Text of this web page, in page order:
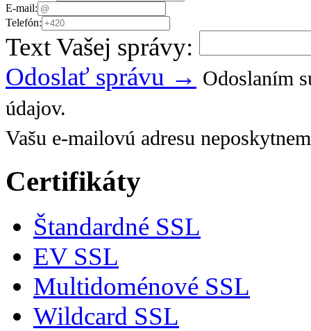
E-mail:
Telefón:
Text Vašej správy:
Odoslať správu → Odoslaním
údajov.
Vašu e-mailovú adresu
Certifikáty
Štandardné SSL
EV SSL
Multidoménové SSL
Wildcard SSL